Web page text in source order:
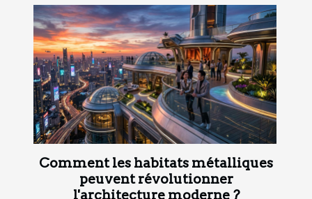
Comment les habitats métalliques
peuvent révolutionner
l'architecture moderne ?